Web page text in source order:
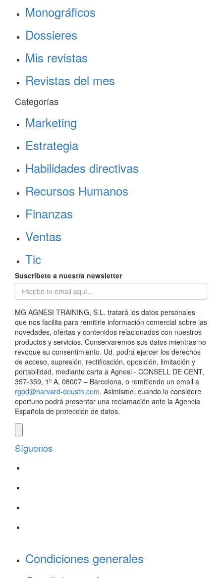
Monográficos
Dossieres
Mis revistas
Revistas del mes
Categorías
Marketing
Estrategia
Habilidades directivas
Recursos Humanos
Finanzas
Ventas
Tic
Suscríbete a nuestra newsletter
MG AGNESI TRAINING, S.L. tratará los datos personales
que nos facilita para remitirle información comercial sobre las
novedades, ofertas y contenidos relacionados con nuestros
productos y servicios. Conservaremos sus datos mientras no
revoque su consentimiento. Ud. podrá ejercer los derechos
de acceso, supresión, rectificación, oposición, limitación y
portabilidad, mediante carta a Agnesi - CONSELL DE CENT,
357-359, 1º A, 08007 – Barcelona, o remitiendo un email a
rgpd@harvard-deusto.com. Asimismo, cuando lo considere
oportuno podrá presentar una reclamación ante la Agencia
Española de protección de datos.
Síguenos
Condiciones generales